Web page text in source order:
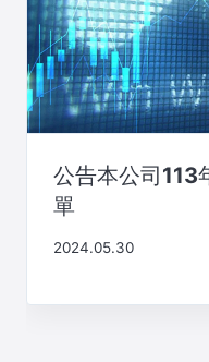
公告本公司113
單
2024.05.30